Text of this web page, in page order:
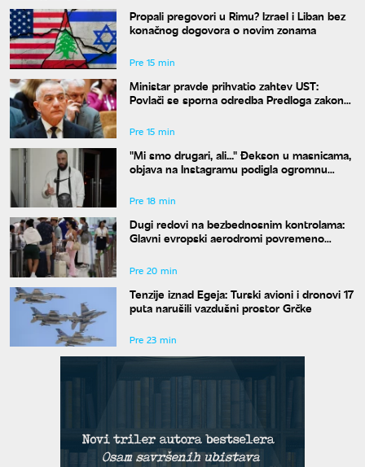
Propali pregovori u Rimu? Izrael i Liban bez
konačnog dogovora o novim zonama
Pre 15 min
Ministar pravde prihvatio zahtev UST:
Povlači se sporna odredba Predloga zakona
Pre 15 min
"Mi smo drugari, ali..." Đekson u masnicama,
objava na Instagramu podigla ogromnu
Pre 18 min
Dugi redovi na bezbednosnim kontrolama:
Glavni evropski aerodromi povremeno
Pre 20 min
Tenzije iznad Egeja: Turski avioni i dronovi 17
puta narušili vazdušni prostor Grčke
Pre 23 min